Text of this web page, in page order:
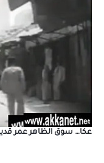
عكا… سوق الظاهر عمر